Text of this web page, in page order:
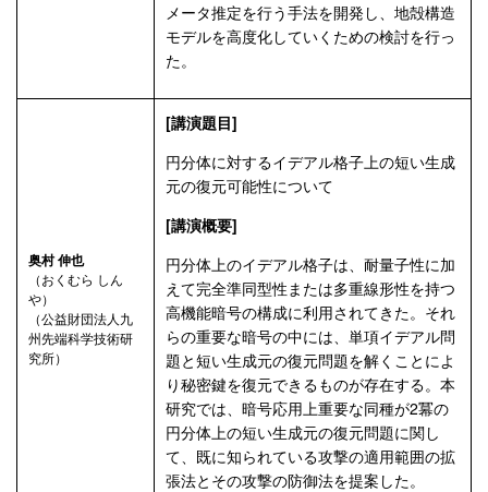
メータ推定を行う手法を開発し、地殻構造
モデルを高度化していくための検討を行っ
た。
奥村 伸也
（おくむら しん
や）
（公益財団法人九
州先端科学技術研
究所）
[講演題目]
円分体に対するイデアル格子上の短い生成
元の復元可能性について
[講演概要]
円分体上のイデアル格子は、耐量子性に加
えて完全準同型性または多重線形性を持つ
高機能暗号の構成に利用されてきた。それ
らの重要な暗号の中には、単項イデアル問
題と短い生成元の復元問題を解くことによ
り秘密鍵を復元できるものが存在する。本
研究では、暗号応用上重要な同種が2冪の
円分体上の短い生成元の復元問題に関し
て、既に知られている攻撃の適用範囲の拡
張法とその攻撃の防御法を提案した。